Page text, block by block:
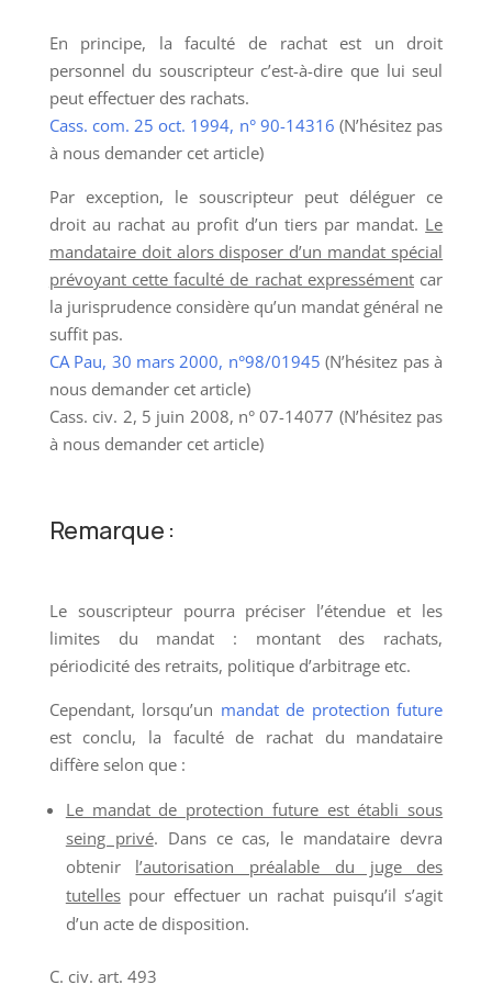
En principe, la faculté de rachat est un droit
personnel du souscripteur c’est-à-dire que lui seul
peut effectuer des rachats.
Cass. com. 25 oct. 1994, n° 90-14316(N’hésitez pas
à nous demander cet article)
Par exception, le souscripteur peut déléguer ce
droit au rachat au profit d’un tiers par mandat. Le
mandataire doit alors disposer d’un mandat spécial
prévoyant cette faculté de rachat expressémentcar
la jurisprudence considère qu’un mandat général ne
suffit pas.
CA Pau, 30 mars 2000, n°98/01945(N’hésitez pas à
nous demander cet article)
Cass. civ. 2, 5 juin 2008, n° 07-14077 (N’hésitez pas
à nous demander cet article)
Remarque :
Le souscripteur pourra préciser l’étendue et les
limites du mandat : montant des rachats,
périodicité des retraits, politique d’arbitrage etc.
Cependant, lorsqu’un mandat de protection future
est conclu, la faculté de rachat du mandataire
diffère selon que :
Le mandat de protection future est établi sous
seing privé. Dans ce cas, le mandataire devra
obtenir l’autorisation préalable du juge des
tutellespour effectuer un rachat puisqu’il s’agit
d’un acte de disposition.
C. civ. art. 493